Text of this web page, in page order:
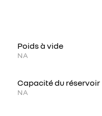
Poids à vide
NA
Capacité du réservoir
NA